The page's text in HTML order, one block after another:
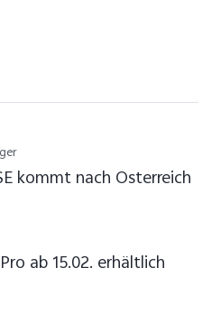
kommt nach Österreich
ab 15.02. erhältlich